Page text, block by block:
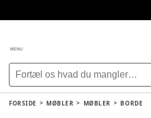
MENU
FORSIDE MØBLER MØBLER BORDE